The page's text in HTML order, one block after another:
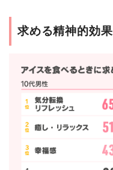
求める精神的効果